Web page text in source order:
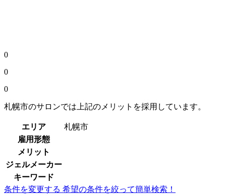
0
0
0
札幌市のサロンでは上記のメリットを採用しています。
エリア
札幌市
雇用形態
メリット
ジェルメーカー
キーワード
条件を変更する 希望の条件を絞って簡単検索！